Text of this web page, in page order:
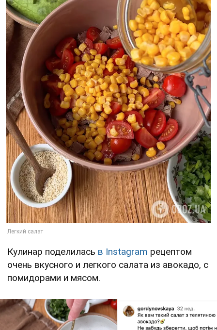
Кулинар поделилась в Instagram рецептом
очень вкусного и легкого салата из авокадо, с
помидорами и мясом.